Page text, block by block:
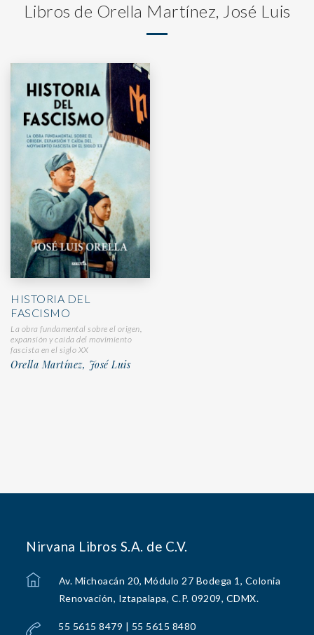
Libros de Orella Martínez, José Luis
HISTORIA DEL
FASCISMO
La obra fundamental sobre el origen,
expansión y caída del movimiento
fascista en el siglo XX
Orella Martínez, José Luis
Nirvana Libros S.A. de C.V.
Av. Michoacán 20, Módulo 27 Bodega 1, Colonia
Renovación, Iztapalapa, C.P. 09209, CDMX.
55 5615 8479 | 55 5615 8480